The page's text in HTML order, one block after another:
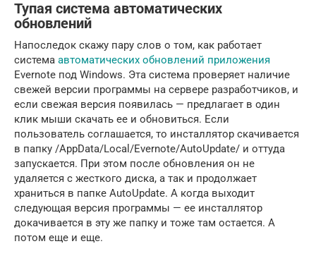
Тупая система автоматических
обновлений
Напоследок скажу пару слов о том, как работает
система автоматических обновлений приложения
Evernote под Windows. Эта система проверяет наличие
свежей версии программы на сервере разработчиков, и
если свежая версия появилась — предлагает в один
клик мыши скачать ее и обновиться. Если
пользователь соглашается, то инсталлятор скачивается
в папку /AppData/Local/Evernote/AutoUpdate/ и оттуда
запускается. При этом после обновления он не
удаляется с жесткого диска, а так и продолжает
храниться в папке AutoUpdate. А когда выходит
следующая версия программы — ее инсталлятор
докачивается в эту же папку и тоже там остается. А
потом еще и еще.